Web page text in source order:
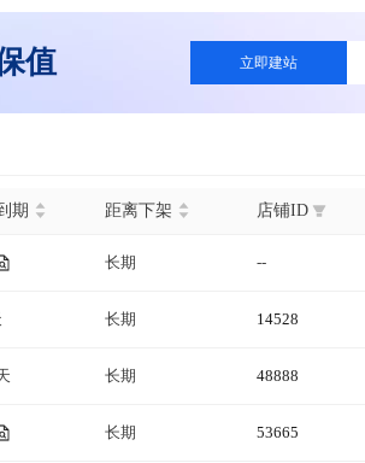
值 立即建站
期 距离下架 店铺ID
长期 --
长期 14528
长期 48888
长期 53665